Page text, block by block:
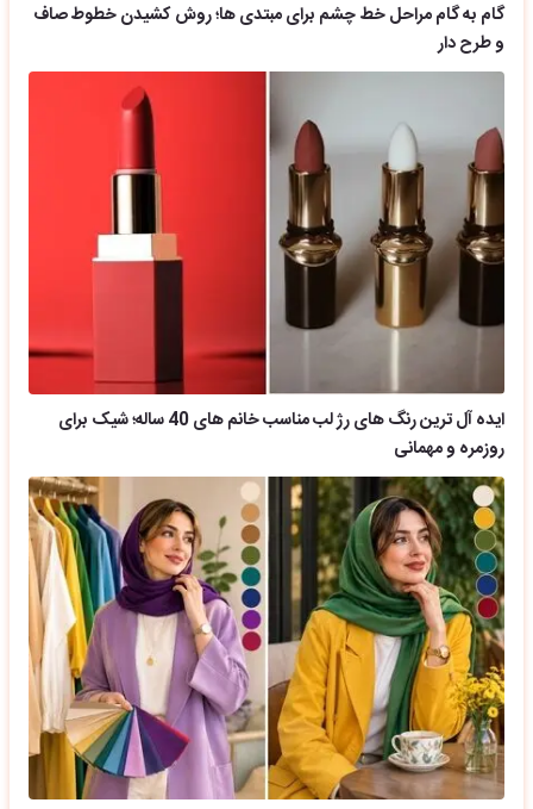
گام به گام مراحل خط چشم برای مبتدی ها؛ روش کشیدن خطوط صاف
و طرح دار
ایده آل ترین رنگ های رژ لب مناسب خانم های 40 ساله؛ شیک برای
روزمره و مهمانی